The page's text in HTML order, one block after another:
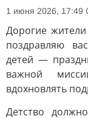
1 июня 2026, 17:49
Дорогие
поздравляю
детей —
важной
вдохновлять
Детство